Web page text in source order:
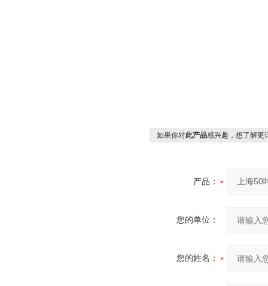
如果你对此产品感兴趣，想了解更
产品：
您的单位：
您的姓名：